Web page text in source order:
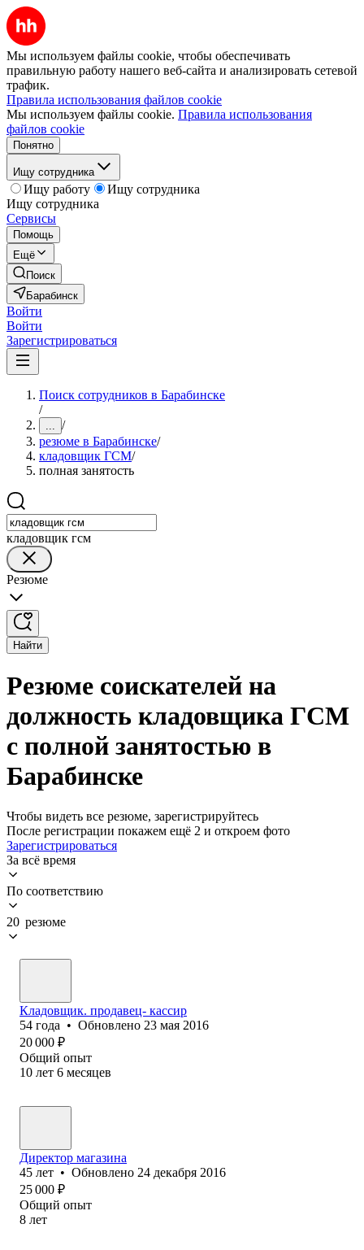
Мы используем файлы cookie, чтобы обеспечивать
правильную работу нашего веб-сайта и анализировать сетевой
трафик.
Правила использования файлов cookie
Мы используем файлы cookie. Правила использования
файлов cookie
Понятно
Ищу сотрудника
Ищу работу
Ищу сотрудника
Ищу сотрудника
Сервисы
Помощь
Ещё
Поиск
Барабинск
Войти
Войти
Зарегистрироваться
Поиск сотрудников в Барабинске
/
... /
резюме в Барабинске/
кладовщик ГСМ/
полная занятость
кладовщик гсм
Резюме
Найти
Резюме соискателей на
должность кладовщика ГСМ
с полной занятостью в
Барабинске
Чтобы видеть все резюме, зарегистрируйтесь
После регистрации покажем ещё 2 и откроем фото
Зарегистрироваться
За всё время
По соответствию
20 резюме
Кладовщик. продавец- кассир
54 года • Обновлено 23 мая 2016
20 000 ₽
Общий опыт
10 лет 6 месяцев
Директор магазина
45 лет • Обновлено 24 декабря 2016
25 000 ₽
Общий опыт
8 лет